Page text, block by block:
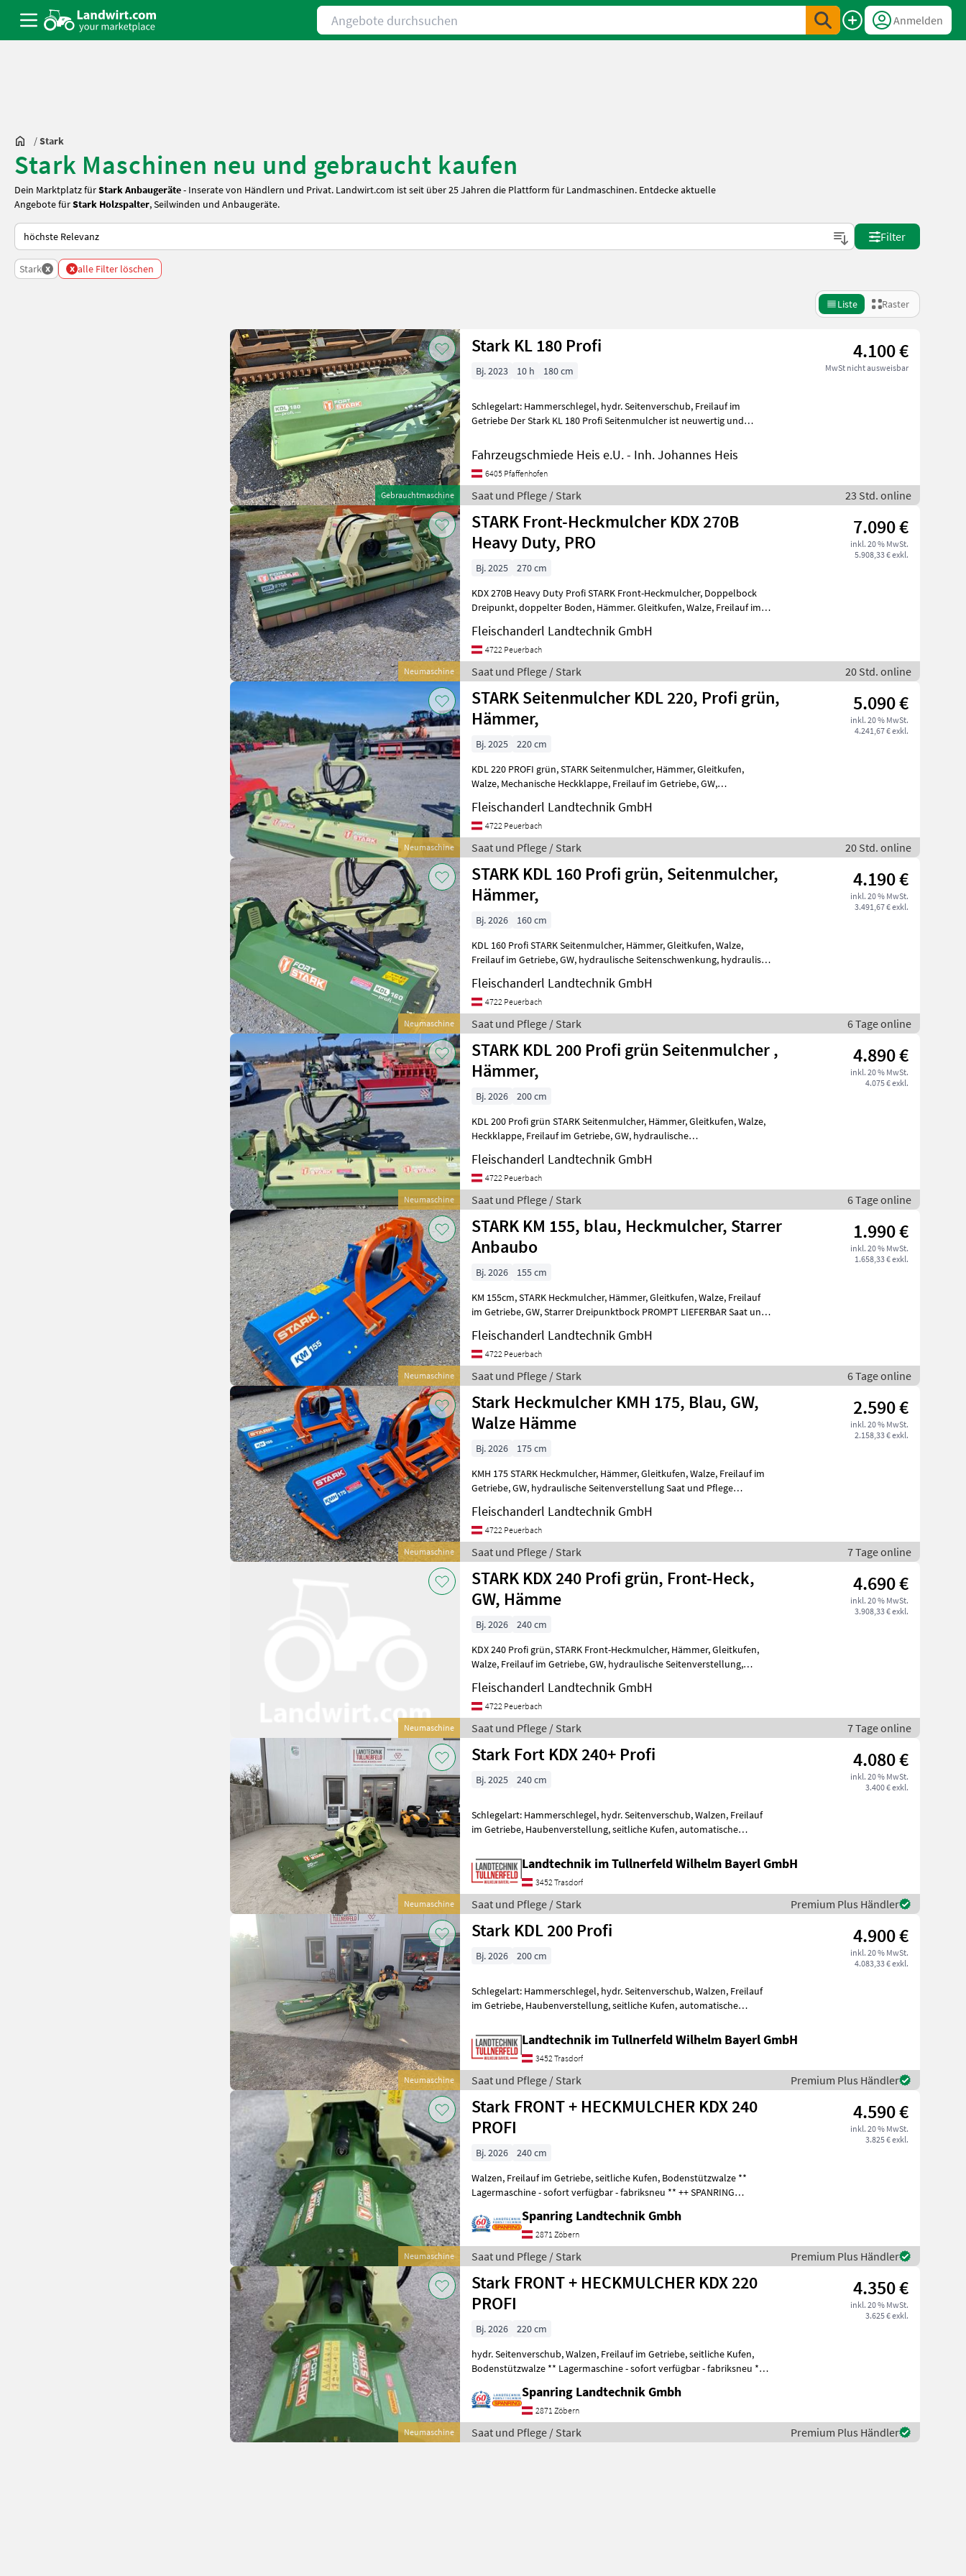
Angebote durchsuchen
Anmelden
/Stark
Stark Maschinen neu und gebraucht kaufen
Dein Marktplatz fürStark Anbaugeräte- Inserate von Händlern und Privat. Landwirt.com ist seit über 25 Jahren die Plattform für Landmaschinen. Entdecke aktuelle
Angebote fürStark Holzspalter, Seilwinden und Anbaugeräte.
So wird auf Landwirt.com sortiert
Filter
Stark x x alle Filter löschen
Liste Raster
Gebrauchtmaschine
Stark KL 180 Profi 4.100 €
MwSt nicht ausweisbar
Bj. 2023 10 h 180 cm
Schlegelart: Hammerschlegel, hydr. Seitenverschub, Freilauf im
Getriebe Der Stark KL 180 Profi Seitenmulcher ist neuwertig und
Fahrzeugschmiede Heis e.U. - Inh. Johannes Heis
6405 Pfaffenhofen
Saat und Pflege / Stark 23 Std. online
Neumaschine
STARK Front-Heckmulcher KDX 270B
Heavy Duty, PRO
7.090 €
inkl. 20 % MwSt.
5.908,33 € exkl.
Bj. 2025
270 cm
KDX 270B Heavy Duty Profi STARK Front-Heckmulcher, Doppelbock
Dreipunkt, doppelter Boden, Hämmer. Gleitkufen, Walze, Freilauf im
Fleischanderl Landtechnik GmbH
4722 Peuerbach
Saat und Pflege / Stark 20 Std. online
Neumaschine
STARK Seitenmulcher KDL 220, Profi grün,
Hämmer,
5.090 €
inkl. 20 % MwSt.
4.241,67 € exkl.
Bj. 2025
220 cm
KDL 220 PROFI grün, STARK Seitenmulcher, Hämmer, Gleitkufen,
Walze, Mechanische Heckklappe, Freilauf im Getriebe, GW,
Fleischanderl Landtechnik GmbH
4722 Peuerbach
Saat und Pflege / Stark 20 Std. online
Neumaschine
STARK KDL 160 Profi grün, Seitenmulcher,
Hämmer,
4.190 €
inkl. 20 % MwSt.
3.491,67 € exkl.
Bj. 2026
160 cm
KDL 160 Profi STARK Seitenmulcher, Hämmer, Gleitkufen, Walze,
Freilauf im Getriebe, GW, hydraulische Seitenschwenkung, hydraulisch
Fleischanderl Landtechnik GmbH
4722 Peuerbach
Saat und Pflege / Stark 6 Tage online
Neumaschine
STARK KDL 200 Profi grün Seitenmulcher ,
Hämmer,
4.890 €
inkl. 20 % MwSt.
4.075 € exkl.
Bj. 2026
200 cm
KDL 200 Profi grün STARK Seitenmulcher, Hämmer, Gleitkufen, Walze,
Heckklappe, Freilauf im Getriebe, GW, hydraulische
Fleischanderl Landtechnik GmbH
4722 Peuerbach
Saat und Pflege / Stark 6 Tage online
Neumaschine
STARK KM 155, blau, Heckmulcher, Starrer
Anbaubo
1.990 €
inkl. 20 % MwSt.
1.658,33 € exkl.
Bj. 2026
155 cm
KM 155cm, STARK Heckmulcher, Hämmer, Gleitkufen, Walze, Freilauf
im Getriebe, GW, Starrer Dreipunktbock PROMPT LIEFERBAR Saat und
Fleischanderl Landtechnik GmbH
4722 Peuerbach
Saat und Pflege / Stark 6 Tage online
Neumaschine
Stark Heckmulcher KMH 175, Blau, GW,
Walze Hämme
2.590 €
inkl. 20 % MwSt.
2.158,33 € exkl.
Bj. 2026
175 cm
KMH 175 STARK Heckmulcher, Hämmer, Gleitkufen, Walze, Freilauf im
Getriebe, GW, hydraulische Seitenverstellung Saat und Pflege
Fleischanderl Landtechnik GmbH
4722 Peuerbach
Saat und Pflege / Stark 7 Tage online
Neumaschine
STARK KDX 240 Profi grün, Front-Heck,
GW, Hämme
4.690 €
inkl. 20 % MwSt.
3.908,33 € exkl.
Bj. 2026
240 cm
KDX 240 Profi grün, STARK Front-Heckmulcher, Hämmer, Gleitkufen,
Walze, Freilauf im Getriebe, GW, hydraulische Seitenverstellung,
Fleischanderl Landtechnik GmbH
4722 Peuerbach
Saat und Pflege / Stark 7 Tage online
Neumaschine
Stark Fort KDX 240+ Profi 4.080 €
inkl. 20 % MwSt.
3.400 € exkl.
Bj. 2025 240 cm
Schlegelart: Hammerschlegel, hydr. Seitenverschub, Walzen, Freilauf
im Getriebe, Haubenverstellung, seitliche Kufen, automatische
Landtechnik im Tullnerfeld Wilhelm Bayerl GmbH
3452 Trasdorf
Saat und Pflege / Stark Premium Plus Händler
Neumaschine
Stark KDL 200 Profi 4.900 €
inkl. 20 % MwSt.
4.083,33 € exkl.
Bj. 2026 200 cm
Schlegelart: Hammerschlegel, hydr. Seitenverschub, Walzen, Freilauf
im Getriebe, Haubenverstellung, seitliche Kufen, automatische
Landtechnik im Tullnerfeld Wilhelm Bayerl GmbH
3452 Trasdorf
Saat und Pflege / Stark Premium Plus Händler
Neumaschine
Stark FRONT + HECKMULCHER KDX 240
PROFI
4.590 €
inkl. 20 % MwSt.
3.825 € exkl.
Bj. 2026
240 cm
Walzen, Freilauf im Getriebe, seitliche Kufen, Bodenstützwalze **
Lagermaschine - sofort verfügbar - fabriksneu ** ++ SPANRING
Spanring Landtechnik Gmbh
2871 Zöbern
Saat und Pflege / Stark Premium Plus Händler
Neumaschine
Stark FRONT + HECKMULCHER KDX 220
PROFI
4.350 €
inkl. 20 % MwSt.
3.625 € exkl.
Bj. 2026
220 cm
hydr. Seitenverschub, Walzen, Freilauf im Getriebe, seitliche Kufen,
Bodenstützwalze ** Lagermaschine - sofort verfügbar - fabriksneu **
Spanring Landtechnik Gmbh
2871 Zöbern
Saat und Pflege / Stark Premium Plus Händler